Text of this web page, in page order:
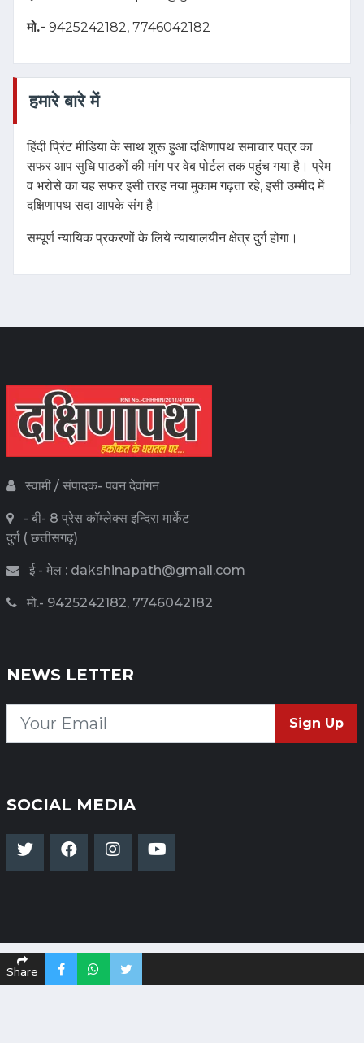
मो.- 9425242182, 7746042182
हमारे बारे में
हिंदी प्रिंट मीडिया के साथ शुरू हुआ दक्षिणापथ समाचार पत्र का
सफर आप सुधि पाठकों की मांग पर वेब पोर्टल तक पहुंच गया है। प्रेम
व भरोसे का यह सफर इसी तरह नया मुकाम गढ़ता रहे, इसी उम्मीद में
दक्षिणापथ सदा आपके संग है।
सम्पूर्ण न्यायिक प्रकरणों के लिये न्यायालयीन क्षेत्र दुर्ग होगा।
स्वामी / संपादक- पवन देवांगन
- बी- 8 प्रेस कॉम्लेक्स इन्दिरा मार्केट
दुर्ग ( छत्तीसगढ़)
ई - मेल : dakshinapath@gmail.com
मो.- 9425242182, 7746042182
NEWS LETTER
Sign Up
SOCIAL MEDIA
Share
Copyright 2024-25 Dakshinapath - All Rights